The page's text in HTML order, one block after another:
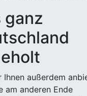
ganz
Ihnen außerdem
am anderen Ende